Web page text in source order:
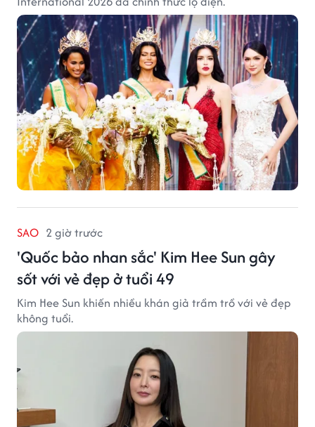
SAO 2 giờ trước
'Quốc bảo nhan sắc' Kim Hee Sun gây
sốt với vẻ đẹp ở tuổi 49
Kim Hee Sun khiến nhiều khán giả trầm trồ với vẻ đẹp
không tuổi.